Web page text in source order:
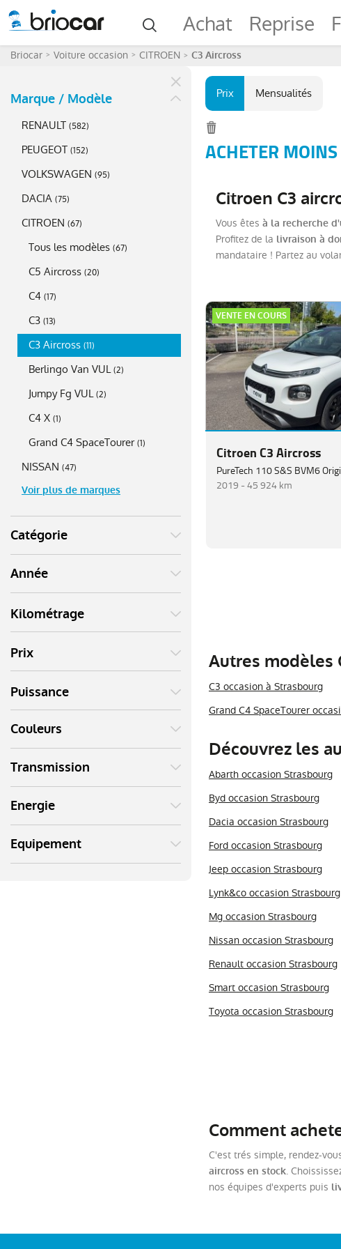
Achat Reprise
Briocar Voiture occasion CITROEN C3 Aircross
Marque / Modèle
RENAULT (582)
PEUGEOT (152)
VOLKSWAGEN (95)
DACIA (75)
CITROEN (67)
Tous les modèles (67)
C5 Aircross (20)
C4 (17)
C3 (13)
C3 Aircross (11)
Berlingo Van VUL (2)
Jumpy Fg VUL (2)
C4 X (1)
Grand C4 SpaceTourer (1)
NISSAN (47)
Voir plus de marques
Catégorie
Année
Kilométrage
Prix
Puissance
Couleurs
Transmission
Energie
Equipement
Prix Mensualités
ACHETER
Citroen C3
Vous êtes à la recherche
Profitez de la livraison à
mandataire ! Partez au
VENTE EN COURS
Citroen C3 Aircross
PureTech 110 S&S BVM6
2019 -45 924 km
Autres modèles
C3 occasion à Strasbourg
Grand C4 SpaceTourer
Découvrez les
Abarth occasion Strasbourg
Byd occasion Strasbourg
Dacia occasion Strasbourg
Ford occasion Strasbourg
Jeep occasion Strasbourg
Lynk&co occasion Strasbourg
Mg occasion Strasbourg
Nissan occasion Strasbourg
Renault occasion Strasbourg
Smart occasion Strasbourg
Toyota occasion Strasbourg
Comment
C'est trés simple, rendez-
aircross en stock.
nos équipes d'experts puis